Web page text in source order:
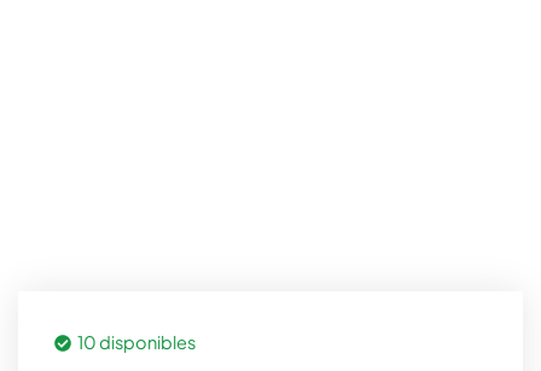
10 disponibles